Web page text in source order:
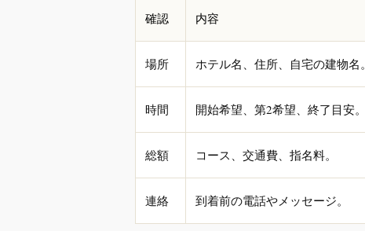
確認 内容
場所 ホテル名、住所、自宅の建物名。
時間 開始希望、第2希望、終了目安。
総額 コース、交通費、指名料。
連絡 到着前の電話やメッセージ。